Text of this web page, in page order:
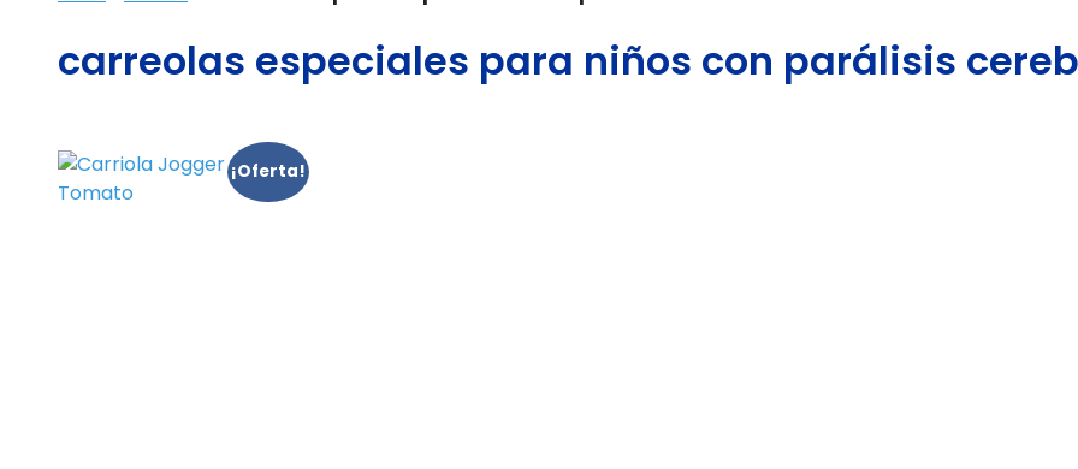
carreolas especiales para niños con parálisis
¡Oferta!